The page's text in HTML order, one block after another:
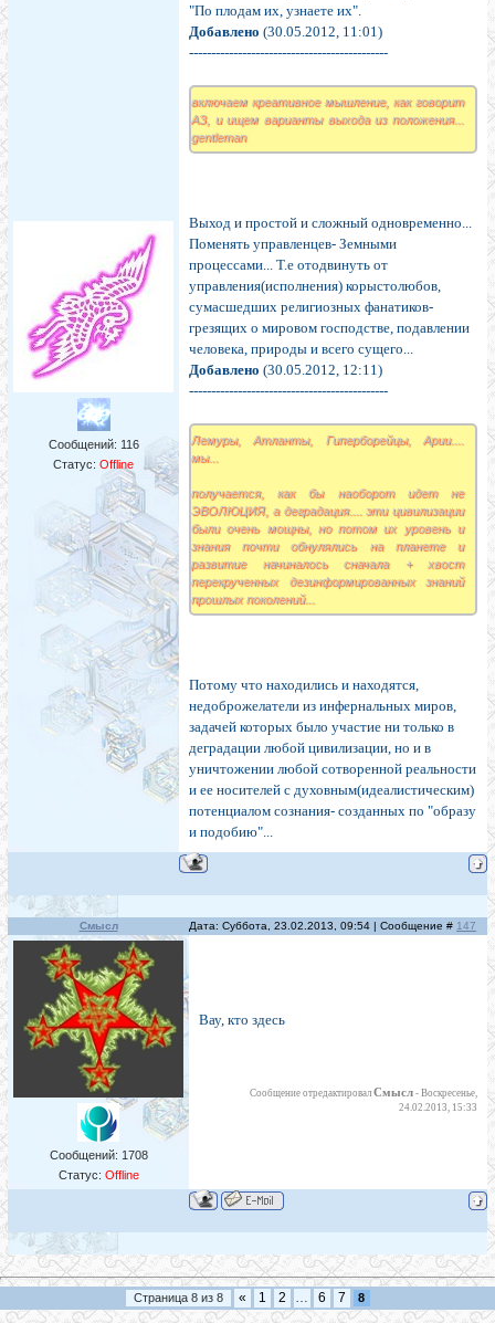
Сообщений: 116
Статус: Offline
"По плодам их, узнаете их".
Добавлено (30.05.2012, 11:01)
---------------------------------------------
включаем креативное мышление, как говорит
АЗ, и ищем варианты выхода из положения...
gentleman
Выход и простой и сложный одновременно...
Поменять управленцев- Земными
процессами... Т.е отодвинуть от
управления(исполнения) корыстолюбов,
сумасшедших религиозных фанатиков-
грезящих о мировом господстве, подавлении
человека, природы и всего сущего...
Добавлено (30.05.2012, 12:11)
---------------------------------------------
Лемуры, Атланты, Гиперборейцы, Арии....
мы...
получается, как бы наоборот идет не
ЭВОЛЮЦИЯ, а деградация.... эти цивилизации
были очень мощны, но потом их уровень и
знания почти обнулялись на планете и
развитие начиналось сначала + хвост
перекрученных дезинформированных знаний
прошлых поколений...
Потому что находились и находятся,
недоброжелатели из инфернальных миров,
задачей которых было участие ни только в
деградации любой цивилизации, но и в
уничтожении любой сотворенной реальности
и ее носителей с духовным(идеалистическим)
потенциалом сознания- созданных по "образу
и подобию"...
Смысл Дата: Суббота, 23.02.2013, 09:54 | Сообщение # 147
Сообщений: 1708
Статус: Offline
Вау, кто здесь
Сообщение отредактировал Смысл - Воскресенье,
24.02.2013, 15:33
Страница 8из 8 « 1 2 6 7 8